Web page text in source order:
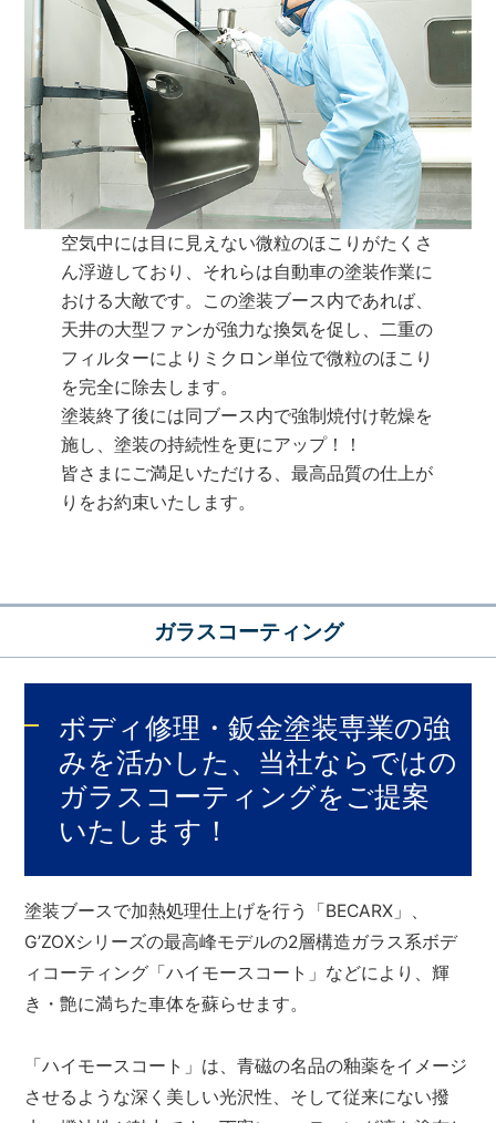
空気中には目に見えない微粒のほこりがたくさ
ん浮遊しており、それらは自動車の塗装作業に
おける大敵です。この塗装ブース内であれば、
天井の大型ファンが強力な換気を促し、二重の
フィルターによりミクロン単位で微粒のほこり
を完全に除去します。
塗装終了後には同ブース内で強制焼付け乾燥を
施し、塗装の持続性を更にアップ！！
皆さまにご満足いただける、最高品質の仕上が
りをお約束いたします。
ガラスコーティング
ボディ修理・鈑金塗装専業の強
みを活かした、当社ならではの
ガラスコーティングをご提案
いたします！
塗装ブースで加熱処理仕上げを行う「BECARX」
G’ZOXシリーズの最高峰モデルの2層構造ガラス系ボデ
ィコーティング「ハイモースコート」 などにより、輝
き・艶に満ちた車体を蘇らせます。
「ハイモースコート」 は、青磁の名品の釉薬をイメージ
させるような深く美しい光沢性、そして従来にない撥